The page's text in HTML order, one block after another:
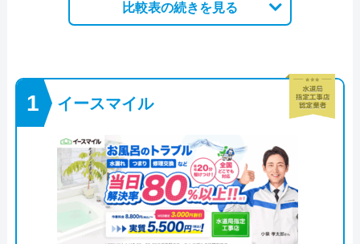
比較表の続きを見る
イースマイル